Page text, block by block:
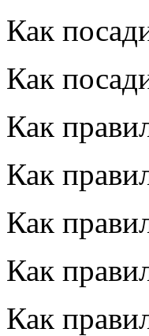
Как
Как
Как
Как
Как
Как
Как